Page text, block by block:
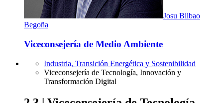
Josu Bilbao
Begoña
Viceconsejería de Medio Ambiente
Industria, Transición Energética y Sostenibilidad
Viceconsejería de Tecnología, Innovación y
Transformación Digital